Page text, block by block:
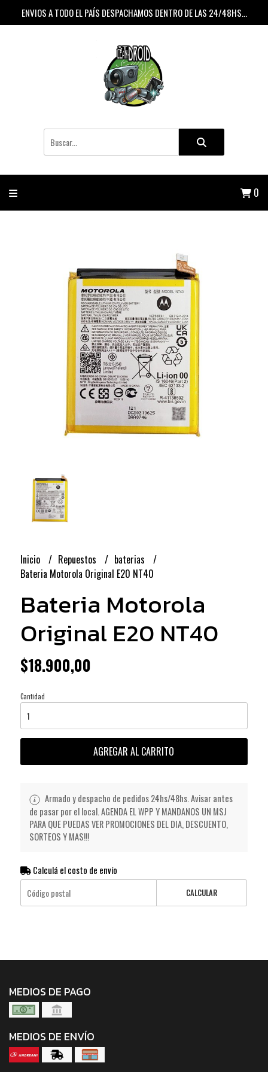
ENVIOS A TODO EL PAÍS DESPACHAMOS DENTRO DE LAS 24/48HS...
0
Inicio Repuestos
baterias
Bateria Motorola Original E20 NT40
Bateria Motorola
Original E20 NT40
$18.900,00
Cantidad
AGREGAR AL CARRITO
Armado y despacho de pedidos 24hs/48hs. Avisar antes
de pasar por el local. AGENDA EL WPP Y MANDANOS UN MSJ
PARA QUE PUEDAS VER PROMOCIONES DEL DIA, DESCUENTO,
SORTEOS Y MAS!!!
Calculá el costo de envío
CALCULAR
MEDIOS DE PAGO
MEDIOS DE ENVÍO